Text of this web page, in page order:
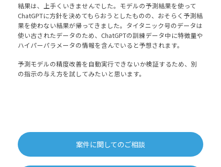
結果は、上手くいきませんでした。モデルの予測結果を使って
ChatGPTに方針を決めてもらおうとしたものの、おそらく予測結
果を使わない結果が帰ってきました。タイタニック号のデータは
使い古されたデータのため、ChatGPTの訓練データ中に特徴量や
ハイパーパラメータの情報を含んでいると予想されます。
予測モデルの精度改善を自動実行できないか検証するため、別
の指示の与え方を試してみたいと思います。
案件に関してのご相談